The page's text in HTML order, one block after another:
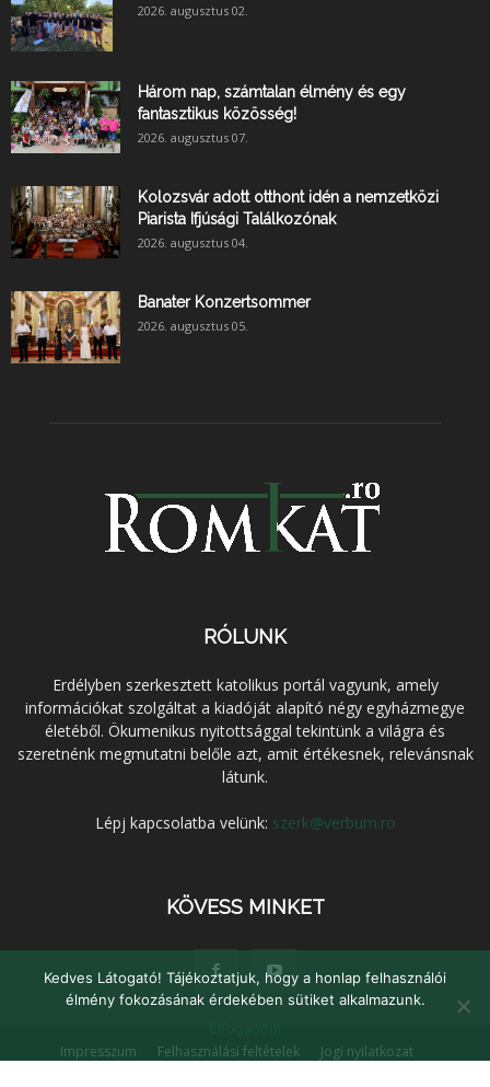
2026. augusztus 02.
Három nap, számtalan élmény és egy
fantasztikus közösség!
2026. augusztus 07.
Kolozsvár adott otthont idén a nemzetközi
Piarista Ifjúsági Találkozónak
2026. augusztus 04.
Banater Konzertsommer
2026. augusztus 05.
RÓLUNK
Erdélyben szerkesztett katolikus portál vagyunk, amely
információkat szolgáltat a kiadóját alapító négy egyházmegye
életéből. Ökumenikus nyitottsággal tekintünk a világra és
szeretnénk megmutatni belőle azt, amit értékesnek, relevánsnak
látunk.
Lépj kapcsolatba velünk: szerk@verbum.ro
KÖVESS MINKET
Impresszum Felhasználási feltételek
Jogi nyilatkozat
Kedves Látogató! Tájékoztatjuk, hogy a honlap felhasználói
élmény fokozásának érdekében sütiket alkalmazunk.